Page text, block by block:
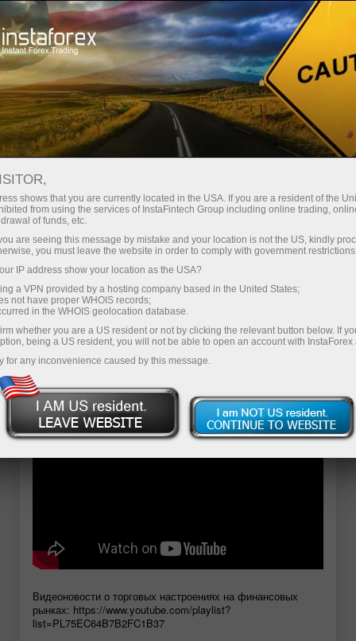
Трейдерам Форекс обзоры Торговый план
21.05.2025: Аналитические
обзоры Форекс: Видеообзор рынка,
торговые рекомендации, ответы на
вопросы.
Открыть торговый счет
Открыть демосчет
Видеоновости о торговых настроениях на финансовых
рынках: https://www.youtube.com/playlist?
list=PL75EC64B7B2FC1B37
shows that you are currently located in the USA. If you are a resident of the
from using the services of InstaFintech Group including online trading,
of funds, etc.
are seeing this message by mistake and your location is not the US, kindly
you must leave the website in order to comply with government
IP address show your location as the USA?
a VPN provided by a hosting company based in the United States;
not have proper WHOIS records;
in the WHOIS geolocation database.
whether you are a US resident or not by clicking the relevant button below. If
being a US resident, you will not be able to open an account with InstaForex
for any inconvenience caused by this message.